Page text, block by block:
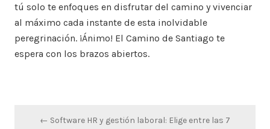
tú solo te enfoques en disfrutar del camino y vivenciar
al máximo cada instante de esta inolvidable
peregrinación. ¡Ánimo! El Camino de Santiago te
espera con los brazos abiertos.
Navegación
← Software HR y gestión laboral: Elige entre las 7